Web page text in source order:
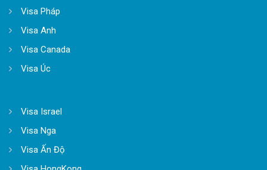
Visa Pháp
Visa Anh
Visa Canada
Visa Úc
Visa Israel
Visa Nga
Visa Ấn Độ